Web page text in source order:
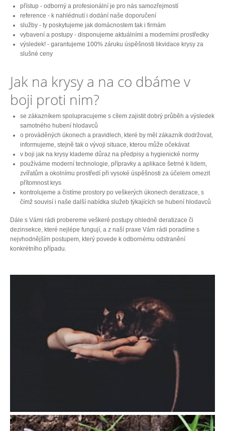
přístup - odborný a profesionální je pro nás samozřejmostí
reference - k nahlédnutí i dodání naše doporučení
služby - ty poskytujeme jak domácnostem tak i firmám
vybavení a postupy - disponujeme aktuálními a moderními prostředky
výsledek! - garantujeme 100% záruku úspěšnosti likvidace krysy za
slušné ceny
Jak na krysy a na co dbáme v
boji proti nim?
se zákazníkem spolupracujeme s cílem zajistit dobrý průběh a výsledek
samotného hubení hlodavců
o prováděných úkonech a pravidlech, které by měl zákazník dodržovat,
informujeme, stejně tak o vývoji situace, kterou může očekávat
v boji jak na krysy klademe důraz na předpisy a hygienické normy
používáme moderní technologie, přípravky a aplikace šetrné k lidem,
zvířatům a okolnímu prostředí při vysoké úspěšnosti za účelem omezit
přítomnost krys
kontrolujeme a čistíme prostory po veškerých úkonech deratizace, s
čímž souvisí i naše další nabídka služeb týkajících se hubení hlodavců
Dále s Vámi rádi probereme veškeré postupy ohledně deratizace či
dezinsekce, které nejlépe fungují, a z naší praxe Vám rádi poradíme s
nejvhodnějším postupem, který povede k odbornému odstranění
konkrétního případu.